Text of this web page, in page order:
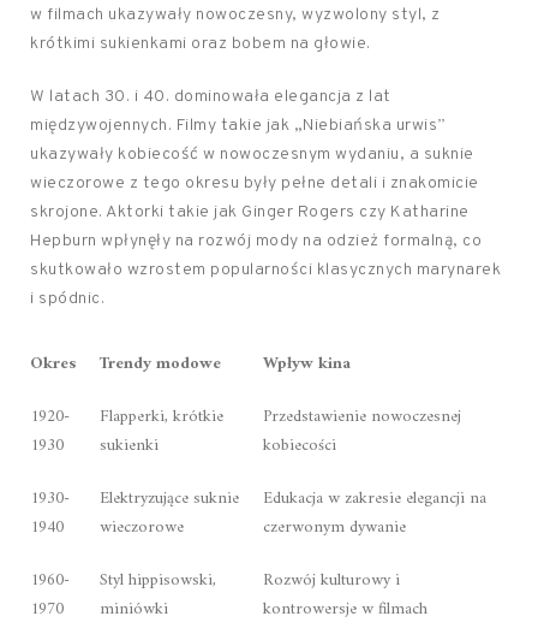
w filmach ukazywały nowoczesny, wyzwolony styl, z
krótkimi sukienkami oraz bobem na głowie.
W latach 30. i 40. dominowała elegancja z lat
międzywojennych. Filmy takie jak „Niebiańska urwis”
ukazywały kobiecość w nowoczesnym wydaniu, a suknie
wieczorowe z tego okresu były pełne detali i znakomicie
skrojone. Aktorki takie jak Ginger Rogers czy Katharine
Hepburn wpłynęły na rozwój mody na odzież formalną, co
skutkowało wzrostem popularności klasycznych marynarek
i spódnic.
Okres Trendy modowe
Wpływ kina
1920-
1930
Flapperki, krótkie
sukienki
Przedstawienie nowoczesnej
kobiecości
1930-
1940
Elektryzujące suknie
wieczorowe
Edukacja w zakresie elegancji na
czerwonym dywanie
1960-
1970
Styl hippisowski,
miniówki
Rozwój kulturowy i
kontrowersje w filmach